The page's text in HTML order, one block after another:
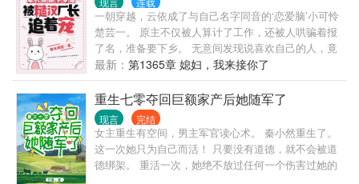
贵有教养，疏离却谦和...... 沈宜以为，即使两人之间
算不上情侣，也能称作一声朋友。 可当她带着生命仅
存三个月的父亲和他相见，包厢外，只听得他对周围
朋友冷淡沉声：“陶辛辛能找廉价的男人，我为什么不
能找廉价的女人？” 父亲直到临终前，依旧颓丧与费
了“廉价女”？ 沈宜觉得，周从谨和其他上层阶级终究
还是一类人。只是他比他们会藏，他的傲慢渗在骨子
里，却用教养伪装起来。他比他们会装，比他们......虚
伪！ （注：男主周从谨，不会换男主。周从谨骨子里
的优越感、傲慢是本书批判的核心点，如换男主，那
一朝穿越，云依成了与自己名字同音的‘恋爱脑’小可怜
楚芸一。 原主不仅被人算计了工作，还被人哄骗着报
了名，准备要下乡。 无意间发现说喜欢自己的人，竟
然背着她与别人私会，才明白原来一切都是他们的算
计。 失魂落魄时，又接到爷爷出事的消息，一时心灰
意冷，香消玉损在了灵堂之上。 云依以其人之道还治
其人之身，雷霆手段夺回工作，让算计原主的一家
人，成了人人喊打的过街老鼠。 还顺手把看不上原主
的娃娃亲给退了，我呸，将来还不知道是谁看不上谁
呢？ 看着无意间得来的金手指，她在心中感叹：塞翁
失马焉知非福。 至于寻亲？ 还是顺其自然吧，她可不
最新： 第1365章 媳妇，我来接你了
重生七零夺回巨额家产后她随军了
现言 完结
女主重生有空间，男主军官读心术。 秦小然重生了。
这一次她只为自己而活！ 只要没有道德，就不会被道
德绑架。 重活一次，她绝不放过任何一个伤害过她的